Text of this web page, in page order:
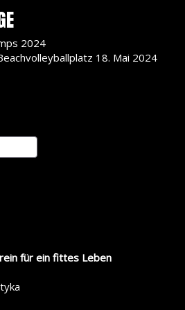
2024
18. Mai 2024
für ein fittes Leben